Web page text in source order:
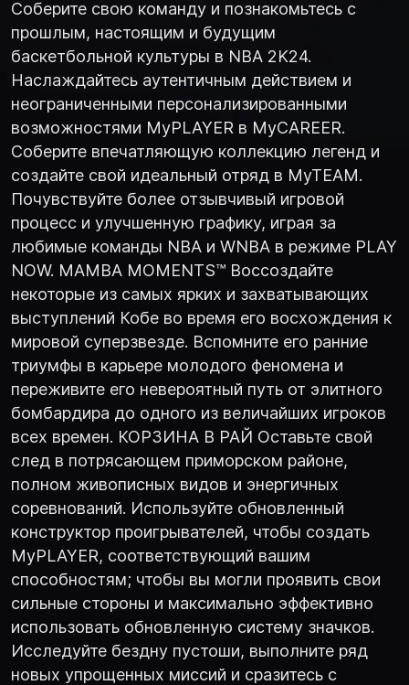
Соберите свою команду и познакомьтесь с
прошлым, настоящим и будущим
баскетбольной культуры в NBA 2K24.
Наслаждайтесь аутентичным действием и
неограниченными персонализированными
возможностями MyPLAYER в MyCAREER.
Соберите впечатляющую коллекцию легенд и
создайте свой идеальный отряд в MyTEAM.
Почувствуйте более отзывчивый игровой
процесс и улучшенную графику, играя за
любимые команды NBA и WNBA в режиме PLAY
NOW. MAMBA MOMENTS™ Воссоздайте
некоторые из самых ярких и захватывающих
выступлений Кобе во время его восхождения к
мировой суперзвезде. Вспомните его ранние
триумфы в карьере молодого феномена и
переживите его невероятный путь от элитного
бомбардира до одного из величайших игроков
всех времен. КОРЗИНА В РАЙ Оставьте свой
след в потрясающем приморском районе,
полном живописных видов и энергичных
соревнований. Используйте обновленный
конструктор проигрывателей, чтобы создать
MyPLAYER, соответствующий вашим
способностям; чтобы вы могли проявить свои
сильные стороны и максимально эффективно
использовать обновленную систему значков.
Исследуйте бездну пустоши, выполните ряд
новых упрощенных миссий и сразитесь с